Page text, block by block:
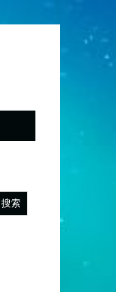
搜索